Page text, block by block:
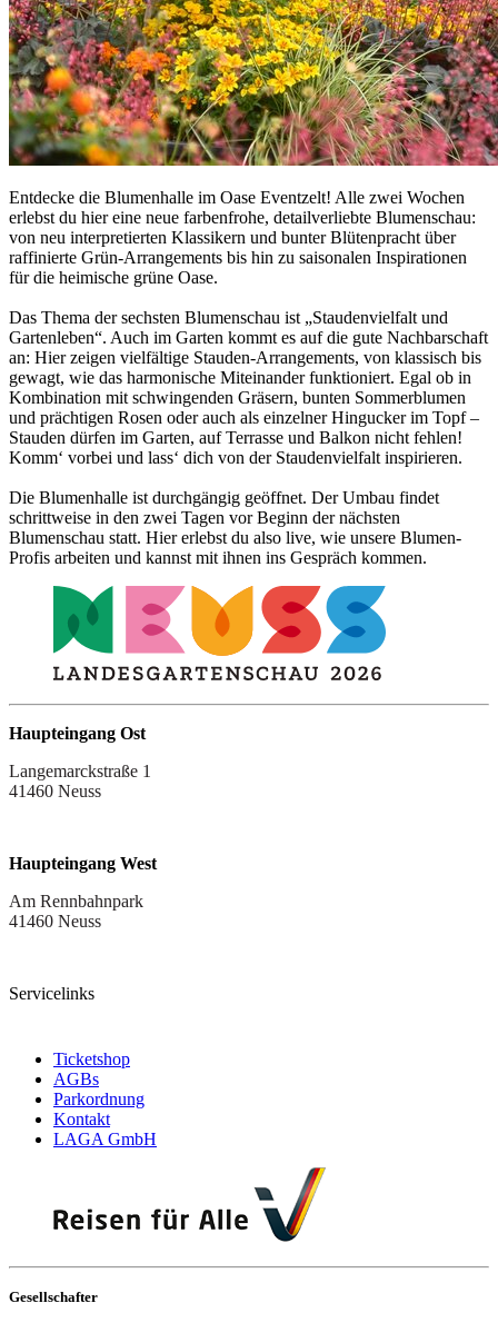
Entdecke die Blumenhalle im Oase Eventzelt! Alle zwei Wochen
erlebst du hier eine neue farbenfrohe, detailverliebte Blumenschau:
von neu interpretierten Klassikern und bunter Blütenpracht über
raffinierte Grün-Arrangements bis hin zu saisonalen Inspirationen
für die heimische grüne Oase.
Das Thema der sechsten Blumenschau ist „Staudenvielfalt und
Gartenleben“. Auch im Garten kommt es auf die gute Nachbarschaft
an: Hier zeigen vielfältige Stauden-Arrangements, von klassisch bis
gewagt, wie das harmonische Miteinander funktioniert. Egal ob in
Kombination mit schwingenden Gräsern, bunten Sommerblumen
und prächtigen Rosen oder auch als einzelner Hingucker im Topf –
Stauden dürfen im Garten, auf Terrasse und Balkon nicht fehlen!
Komm‘ vorbei und lass‘ dich von der Staudenvielfalt inspirieren.
Die Blumenhalle ist durchgängig geöffnet. Der Umbau findet
schrittweise in den zwei Tagen vor Beginn der nächsten
Blumenschau statt. Hier erlebst du also live, wie unsere Blumen-
Profis arbeiten und kannst mit ihnen ins Gespräch kommen.
Haupteingang Ost
Langemarckstraße 1
41460 Neuss
Haupteingang West
Am Rennbahnpark
41460 Neuss
Servicelinks
Ticketshop
AGBs
Parkordnung
Kontakt
LAGA GmbH
Gesellschafter